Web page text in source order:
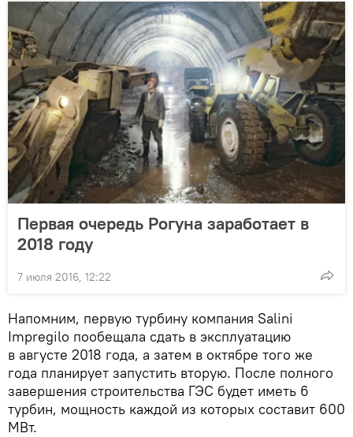
Первая очередь Рогуна заработает в
2018 году
7 июля 2016, 12:22
Напомним, первую турбину компания Salini
Impregilo пообещала сдать в эксплуатацию
в августе 2018 года, а затем в октябре того же
года планирует запустить вторую. После полного
завершения строительства ГЭС будет иметь 6
турбин, мощность каждой из которых составит 600
МВт.